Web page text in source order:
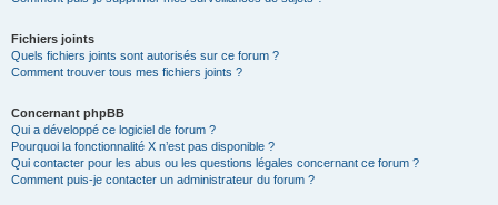
Fichiers joints
Quels fichiers joints sont autorisés sur ce forum ?
Comment trouver tous mes fichiers joints ?
Concernant phpBB
Qui a développé ce logiciel de forum ?
Pourquoi la fonctionnalité X n’est pas disponible ?
Qui contacter pour les abus ou les questions légales concernant ce forum ?
Comment puis-je contacter un administrateur du forum ?